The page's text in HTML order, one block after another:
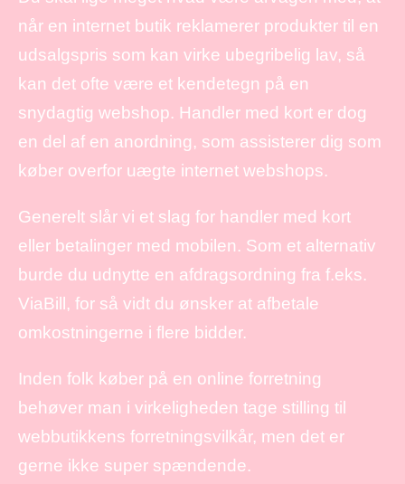
når en internet butik reklamerer produkter til en
udsalgspris som kan virke ubegribelig lav, så
kan det ofte være et kendetegn på en
snydagtig webshop. Handler med kort er dog
en del af en anordning, som assisterer dig som
køber overfor uægte internet webshops.
Generelt slår vi et slag for handler med kort
eller betalinger med mobilen. Som et alternativ
burde du udnytte en afdragsordning fra f.eks.
ViaBill, for så vidt du ønsker at afbetale
omkostningerne i flere bidder.
Inden folk køber på en online forretning
behøver man i virkeligheden tage stilling til
webbutikkens forretningsvilkår, men det er
gerne ikke super spændende.